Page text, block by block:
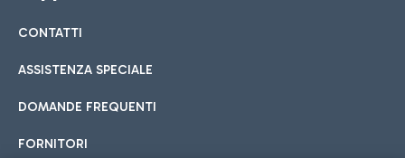
Cucina Internazionale
Hotel in aeroporto
Scegli l'alloggio più adatto e approfitta della vicinanza
Car sharing
Con il Car Sharing è ancora più facile spostarsi
CONTATTI
ASSISTENZA SPECIALE
DOMANDE FREQUENTI
FORNITORI